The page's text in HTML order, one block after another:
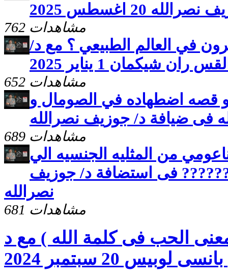
20 اغسطس 2025
762 مشاهدات
في العالم الطبيعي ؟ مع د/
شيكمان 1 يناير 2025
652 مشاهدات
و قصه اضطهاده في الصومال و
فى ضيافة د/ جوزيف نصرالله
689 مشاهدات
من المثليه الجنسيه الي
فى استضافة د/ جوزيف
نصرالله
681 مشاهدات
الحب فى كلمة الله ) مع د
20 سبتمبر 2024